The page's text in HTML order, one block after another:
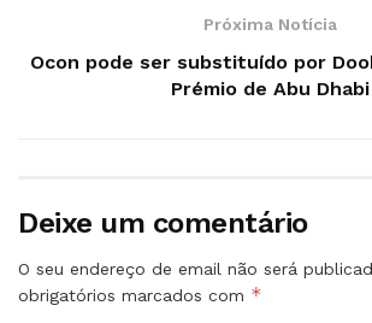
Próxima Notícia
Ocon pode ser substituído por
Prémio de Abu Dhabi
Deixe um comentário
O seu endereço de email não será
obrigatórios marcados com *